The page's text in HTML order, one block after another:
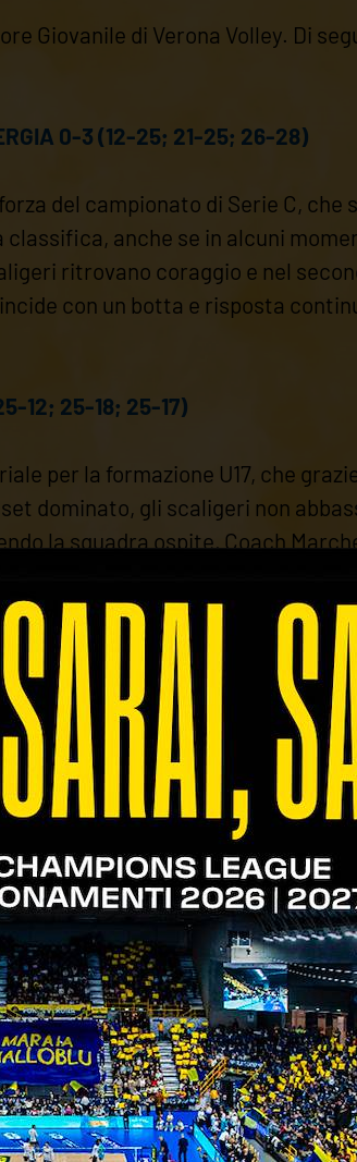
Giovanile di Verona Volley. Di
0-3 (12-25; 21-25; 26-28)
del campionato di Serie C, che
anche se in alcuni
ritrovano coraggio e nel
con un botta e risposta
12; 25-18; 25-17)
per la formazione U17, che
dominato, gli scaligeri non
la squadra ospite, Coach
bene questa fase e chiudere
ancora in difficoltà in alcune
8-25; 10-25)
infila la nona vittoria del proprio
inseguitrice. Tutto facile
iniziali. Verona evidenzia la
e gli scaligeri strappano un
25; 12-25; 21-25)
i ragazzi dell'U14, che a causa
il confronto non lasciano agli
vicentina elude ogni tentativo
non basta per riaprire la gara,